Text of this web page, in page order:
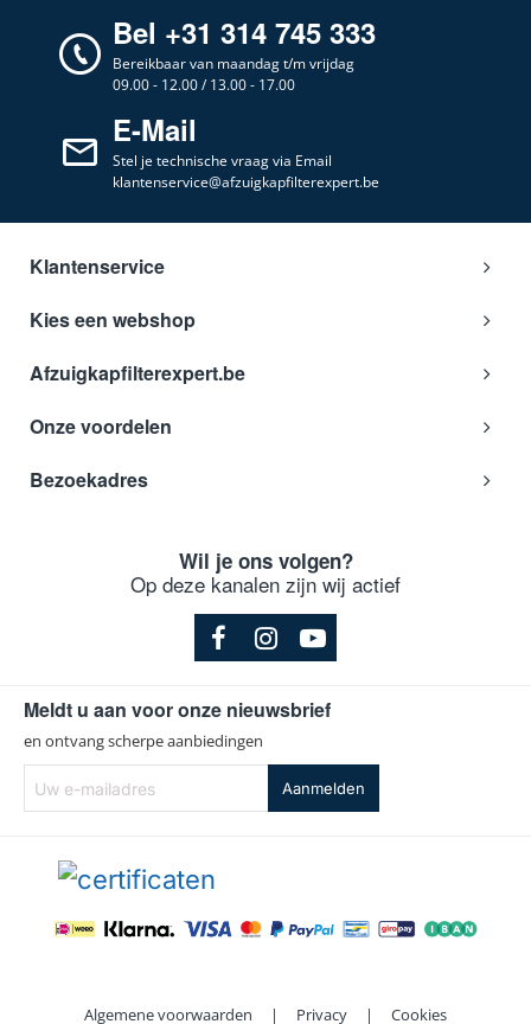
Bel +31 314 745 333
Bereikbaar van maandag t/m vrijdag
09.00 - 12.00 / 13.00 - 17.00
E-Mail
Stel je technische vraag via Email
klantenservice@afzuigkapfilterexpert.be
Klantenservice
Kies een webshop
Afzuigkapfilterexpert.be
Onze voordelen
Bezoekadres
Wil je ons volgen?
Op deze kanalen zijn wij actief
Meldt u aan voor onze nieuwsbrief
en ontvang scherpe aanbiedingen
e-
mailadres
Aanmelden
Algemene voorwaarden | Privacy | Cookies